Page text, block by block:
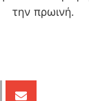
την πρωινή.